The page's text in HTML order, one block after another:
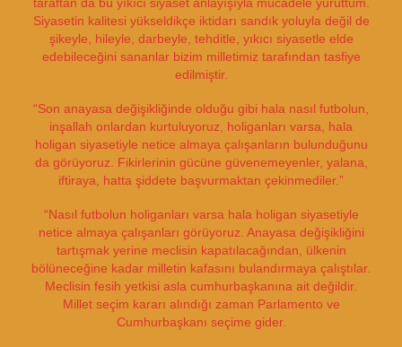
Siyasetin kalitesi yükseldikçe iktidarı sandık yoluyla değil de
şikeyle, hileyle, darbeyle, tehditle, yıkıcı siyasetle elde
edebileceğini sananlar bizim milletimiz tarafından tasfiye
edilmiştir.
“Son anayasa değişikliğinde olduğu gibi hala nasıl futbolun,
inşallah onlardan kurtuluyoruz, holiganları varsa, hala
holigan siyasetiyle netice almaya çalışanların bulunduğunu
da görüyoruz. Fikirlerinin gücüne güvenemeyenler, yalana,
iftiraya, hatta şiddete başvurmaktan çekinmediler.”
“Nasıl futbolun holiganları varsa hala holigan siyasetiyle
netice almaya çalışanları görüyoruz. Anayasa değişikliğini
tartışmak yerine meclisin kapatılacağından, ülkenin
bölüneceğine kadar milletin kafasını bulandırmaya çalıştılar.
Meclisin fesih yetkisi asla cumhurbaşkanına ait değildir.
Millet seçim kararı alındığı zaman Parlamento ve
Cumhurbaşkanı seçime gider.